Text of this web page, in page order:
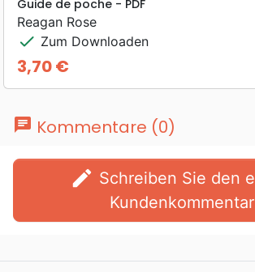
Guide de poche - PDF
Reagan Rose
check Zum Downloaden
Preis
3,70 €
chat Kommentare (0)
edit
Kundenkommentar